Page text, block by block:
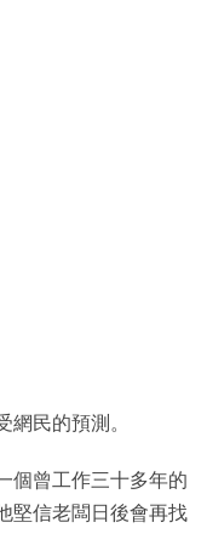
民的預測。
個曾工作三十多年的
堅信老闆日後會再找